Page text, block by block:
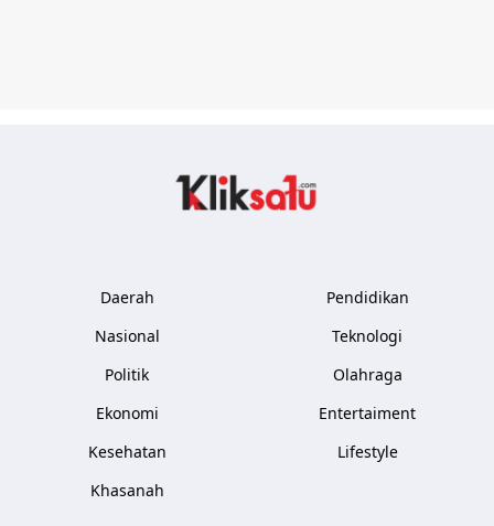
Daerah
Nasional
Politik
Ekonomi
Kesehatan
Khasanah
Pendidikan
Teknologi
Olahraga
Entertaiment
Lifestyle